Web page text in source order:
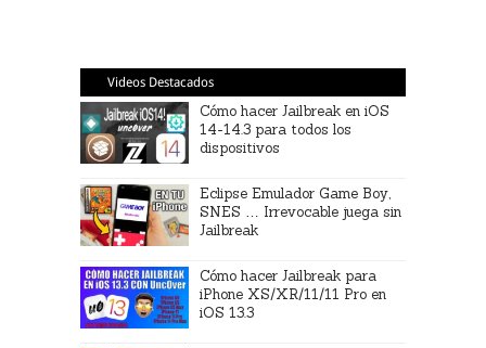
Videos Destacados
Cómo hacer Jailbreak en iOS
14-14.3 para todos los
dispositivos
Eclipse Emulador Game Boy,
SNES … Irrevocable juega sin
Jailbreak
Cómo hacer Jailbreak para
iPhone XS/XR/11/11 Pro en
iOS 13.3